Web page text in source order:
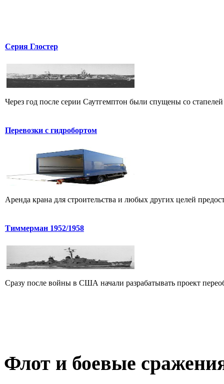
Серия Глостер
Через год после серии Саутгемптон были спущены со стапелей
Перевозки с гидробортом
Аренда крана для строительства и любых других целей
Тиммерман 1952/1958
Сразу после войны в США начали разрабатывать проект
Флот и боевые